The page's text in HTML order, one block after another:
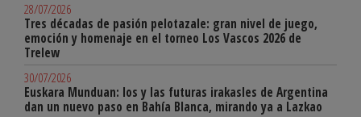
28/07/2026
Tres décadas de pasión pelotazale: gran nivel de juego,
emoción y homenaje en el torneo Los Vascos 2026 de
Trelew
30/07/2026
Euskara Munduan: los y las futuras irakasles de Argentina
dan un nuevo paso en Bahía Blanca, mirando ya a Lazkao